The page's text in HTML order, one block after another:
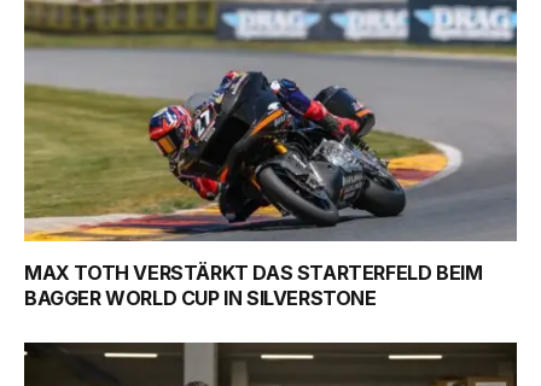
MAX TOTH VERSTÄRKT DAS STARTERFELD BEIM
BAGGER WORLD CUP IN SILVERSTONE